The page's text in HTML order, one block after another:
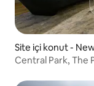
Site içi konut -
Central Park, The